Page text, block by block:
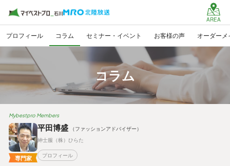
AREA
プロフィール コラム セミナー・イベント お客様の声 オーダーメ
コラム
Mybestpro Members
専門家
平田博盛
（ファッションアドバイザー）
紳士服（株）ひらた
プロフィール